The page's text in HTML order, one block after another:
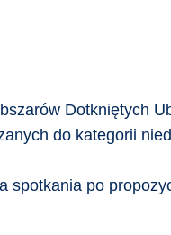
Dotkniętych
do kategorii
spotkania po